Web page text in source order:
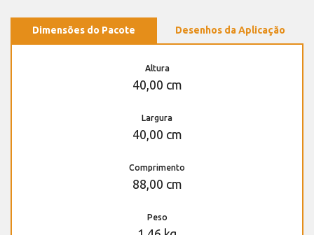
Dimensões do Pacote Desenhos da Aplicação
Altura
40,00 cm
Largura
40,00 cm
Comprimento
88,00 cm
Peso